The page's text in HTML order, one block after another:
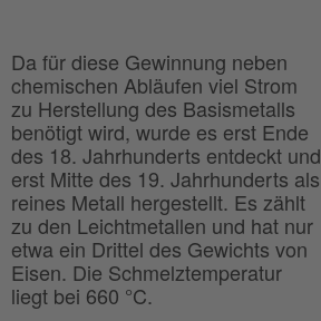
Da für diese Gewinnung neben
chemischen Abläufen viel Strom
zu Herstellung des Basismetalls
benötigt wird, wurde es erst Ende
des 18. Jahrhunderts entdeckt und
erst Mitte des 19. Jahrhunderts als
reines Metall hergestellt. Es zählt
zu den Leichtmetallen und hat nur
etwa ein Drittel des Gewichts von
Eisen. Die Schmelztemperatur
liegt bei 660 °C.